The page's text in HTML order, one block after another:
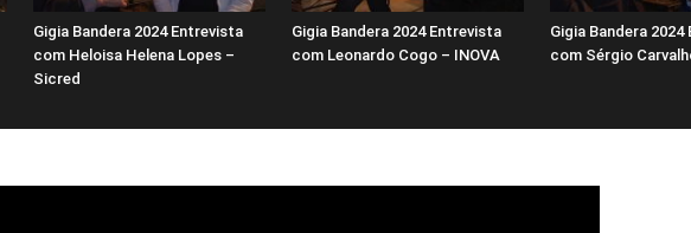
Gigia Bandera 2024 Entrevista
com Heloisa Helena Lopes –
Sicred
Gigia Bandera 2024 Entrevista
com Leonardo Cogo – INOVA
Gigia Bandera
com Sérgio